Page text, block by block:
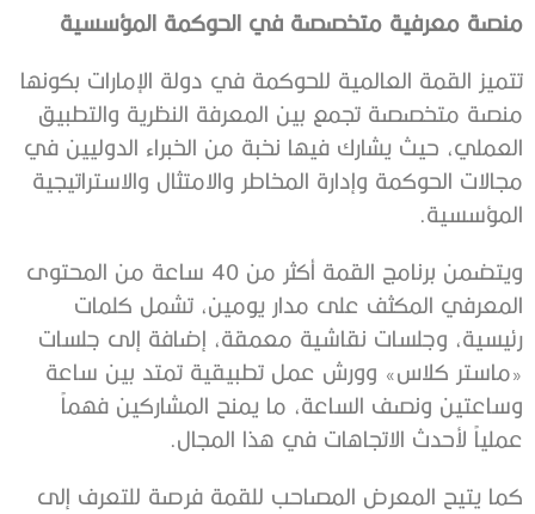
منصة معرفية متخصصة في الحوكمة المؤسسية
تتميز القمة العالمية للحوكمة في دولة الإمارات بكونها
منصة متخصصة تجمع بين المعرفة النظرية والتطبيق
العملي، حيث يشارك فيها نخبة من الخبراء الدوليين في
مجالات الحوكمة وإدارة المخاطر والامتثال والاستراتيجية
المؤسسية.
ويتضمن برنامج القمة أكثر من 40 ساعة من المحتوى
المعرفي المكثف على مدار يومين، تشمل كلمات
رئيسية، وجلسات نقاشية معمقة، إضافة إلى جلسات
«ماستر كلاس» وورش عمل تطبيقية تمتد بين ساعة
وساعتين ونصف الساعة، ما يمنح المشاركين فهماً
عملياً لأحدث الاتجاهات في هذا المجال.
كما يتيح المعرض المصاحب للقمة فرصة للتعرف إلى